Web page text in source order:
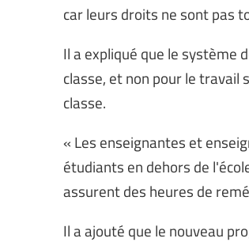
car leurs droits ne sont pas
Il a expliqué que le système
classe, et non pour le travail
classe.
« Les enseignantes et
étudiants en dehors de
assurent des heures de
Il a ajouté que le nouveau